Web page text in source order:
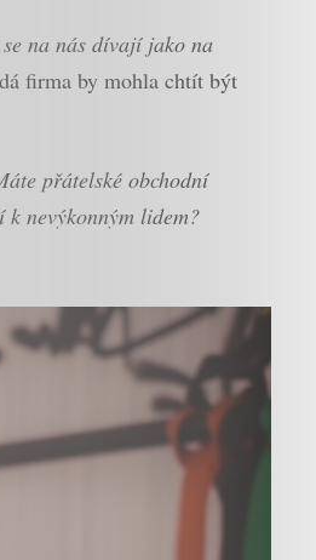
na nás dívají jako na
firma by mohla chtít být
přátelské obchodní
k nevýkonným lidem?